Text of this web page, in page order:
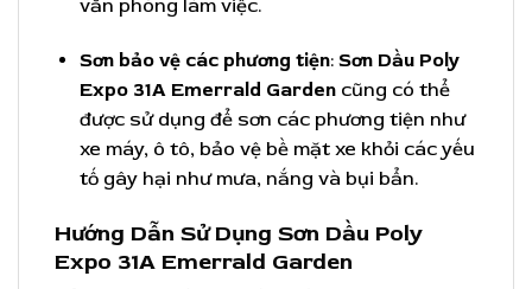
văn phòng làm việc.
Sơn bảo vệ các phương tiện: Sơn Dầu Poly
Expo 31A Emerrald Gardencũng có thể
được sử dụng để sơn các phương tiện như
xe máy, ô tô, bảo vệ bề mặt xe khỏi các yếu
tố gây hại như mưa, nắng và bụi bẩn.
Hướng Dẫn Sử Dụng Sơn Dầu Poly
Expo 31A Emerrald Garden